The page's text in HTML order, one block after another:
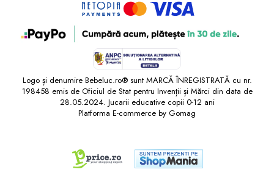
Logo și denumire Bebeluc.ro® sunt MARCĂ ÎNREGISTRATĂ cu nr.
198458 emis de Oficiul de Stat pentru Invenții și Mărci din data de
28.05.2024. Jucarii educative copii 0-12 ani
Platforma E-commerce by Gomag